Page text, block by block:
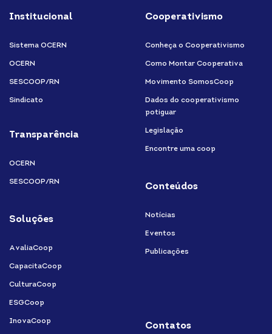
Institucional
Sistema OCERN
OCERN
SESCOOP/RN
Sindicato
Transparência
OCERN
SESCOOP/RN
Soluções
AvaliaCoop
CapacitaCoop
CulturaCoop
ESGCoop
InovaCoop
Cooperativismo
Conheça o Cooperativismo
Como Montar Cooperativa
Movimento SomosCoop
Dados do cooperativismo
potiguar
Legislação
Encontre uma coop
Conteúdos
Notícias
Eventos
Publicações
Contatos